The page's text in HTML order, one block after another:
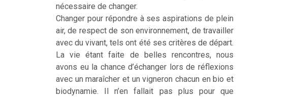
nécessaire de changer.
Changer pour répondre à ses aspirations de plein
air, de respect de son environnement, de travailler
avec du vivant, tels ont été ses critères de départ.
La vie étant faite de belles rencontres, nous
avons eu la chance d’échanger lors de réflexions
avec un maraîcher et un vigneron chacun en bio et
biodynamie. Il n’en fallait pas plus pour que